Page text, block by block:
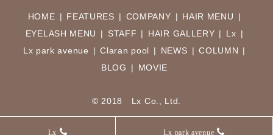
Lx Lx park avenue
HOME FEATURES COMPANY
HAIR MENU
EYELASH MENU
STAFF HAIR GALLERY
Lx
Lx park avenue
Claran pool NEWS
COLUMN
BLOG
MOVIE
© 2018 Lx Co., Ltd.